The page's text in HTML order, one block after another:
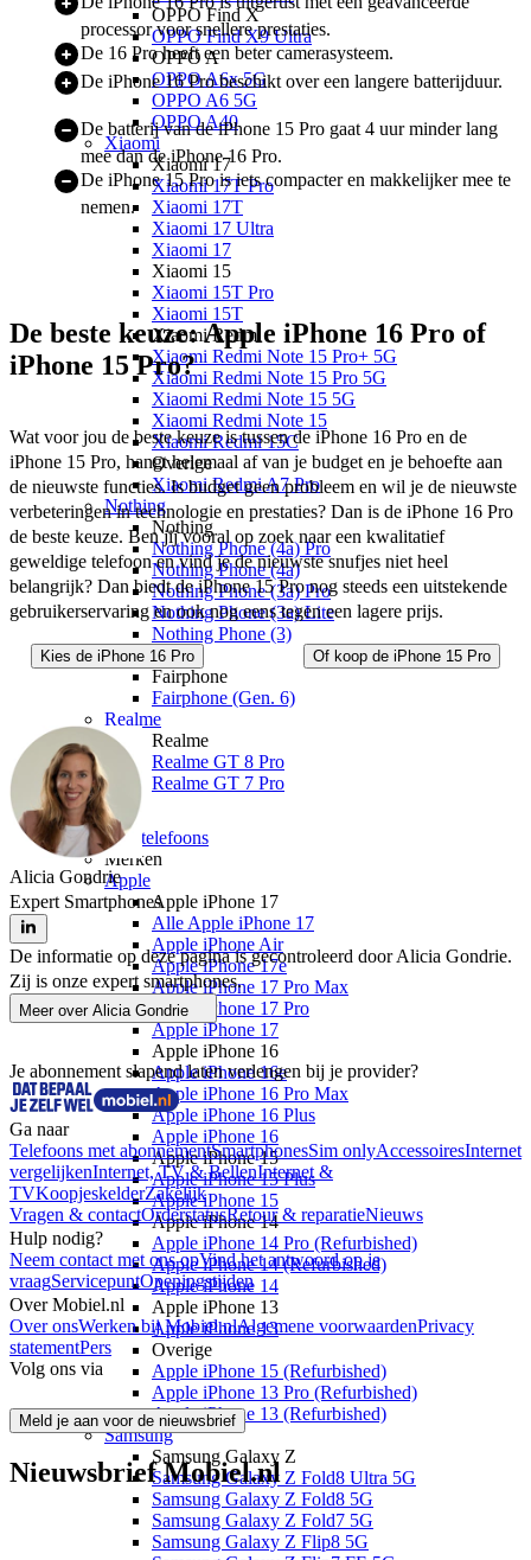
OPPO Find X
OPPO Find X9 Ultra
OPPO A
OPPO A6x 5G
OPPO A6 5G
OPPO A40
Xiaomi
Xiaomi 17
Xiaomi 17T Pro
Xiaomi 17T
Xiaomi 17 Ultra
Xiaomi 17
Xiaomi 15
Xiaomi 15T Pro
Xiaomi 15T
Xiaomi Redmi
Xiaomi Redmi Note 15 Pro+ 5G
Xiaomi Redmi Note 15 Pro 5G
Xiaomi Redmi Note 15 5G
Xiaomi Redmi Note 15
Xiaomi Redmi 15C
Overige
Xiaomi Redmi A7 Pro
Nothing
Nothing
Nothing Phone (4a) Pro
Nothing Phone (4a)
Nothing Phone (3a) Pro
Nothing Phone (3a) Lite
Nothing Phone (3)
Fairphone
Fairphone
Fairphone (Gen. 6)
Realme
Realme
Realme GT 8 Pro
Realme GT 7 Pro
Telefoons
Alle telefoons
Merken
Apple
Apple iPhone 17
Alle Apple iPhone 17
Apple iPhone Air
Apple iPhone 17e
Apple iPhone 17 Pro Max
Apple iPhone 17 Pro
Apple iPhone 17
Apple iPhone 16
Apple iPhone 16e
Apple iPhone 16 Pro Max
Apple iPhone 16 Plus
Apple iPhone 16
Apple iPhone 15
Apple iPhone 15 Plus
Apple iPhone 15
Apple iPhone 14
Apple iPhone 14 Pro (Refurbished)
Apple iPhone 14 (Refurbished)
Apple iPhone 14
Apple iPhone 13
Apple iPhone 13
Overige
Apple iPhone 15 (Refurbished)
Apple iPhone 13 Pro (Refurbished)
Apple iPhone 13 (Refurbished)
Samsung
Samsung Galaxy Z
Samsung Galaxy Z Fold8 Ultra 5G
Samsung Galaxy Z Fold8 5G
Samsung Galaxy Z Fold7 5G
Samsung Galaxy Z Flip8 5G
processor voor snellere prestaties.
De 16 Pro heeft een beter camerasysteem.
De iPhone 16 Pro beschikt over een langere batterijduur.
De batterij van de iPhone 15 Pro gaat 4 uur minder lang
mee dan de iPhone 16 Pro.
De iPhone 15 Pro is iets compacter en makkelijker mee te
nemen.
De beste keuze: Apple iPhone 16 Pro of
iPhone 15 Pro?
Wat voor jou de beste keuze is tussen de iPhone 16 Pro en de
iPhone 15 Pro, hangt helemaal af van je budget en je behoefte aan
de nieuwste functies. Is budget geen probleem en wil je de nieuwste
verbeteringen in technologie en prestaties? Dan is de iPhone 16 Pro
de beste keuze. Ben jij vooral op zoek naar een kwalitatief
geweldige telefoon en vind je de nieuwste snufjes niet heel
belangrijk? Dan biedt de iPhone 15 Pro nog steeds een uitstekende
gebruikerservaring en ook nog eens tegen een lagere prijs.
Kies de iPhone 16 Pro Of koop de iPhone 15 Pro
Alicia Gondrie
Expert Smartphones
De informatie op deze pagina is gecontroleerd door Alicia Gondrie.
Zij is onze expert smartphones.
Meer over Alicia Gondrie
Je abonnement slapend laten verlengen bij je provider?
Ga naar
Telefoons met abonnementSmartphonesSim onlyAccessoiresInternet
vergelijkenInternet, TV & BellenInternet &
TVKoopjeskelderZakelijk
Vragen & contactOrderstatusRetour & reparatieNieuws
Hulp nodig?
Neem contact met ons opVind het antwoord op je
vraagServicepuntOpeningstijden
Over Mobiel.nl
Over onsWerken bij Mobiel.nlAlgemene voorwaardenPrivacy
statementPers
Volg ons via
Meld je aan voor de nieuwsbrief
Nieuwsbrief Mobiel.nl